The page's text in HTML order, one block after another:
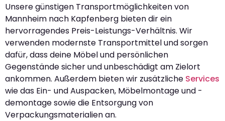
Unsere günstigen Transportmöglichkeiten von
Mannheim nach Kapfenberg bieten dir ein
hervorragendes Preis-Leistungs-Verhältnis. Wir
verwenden modernste Transportmittel und sorgen
dafür, dass deine Möbel und persönlichen
Gegenstände sicher und unbeschädigt am Zielort
ankommen. Außerdem bieten wir zusätzliche Services
wie das Ein- und Auspacken, Möbelmontage und -
demontage sowie die Entsorgung von
Verpackungsmaterialien an.